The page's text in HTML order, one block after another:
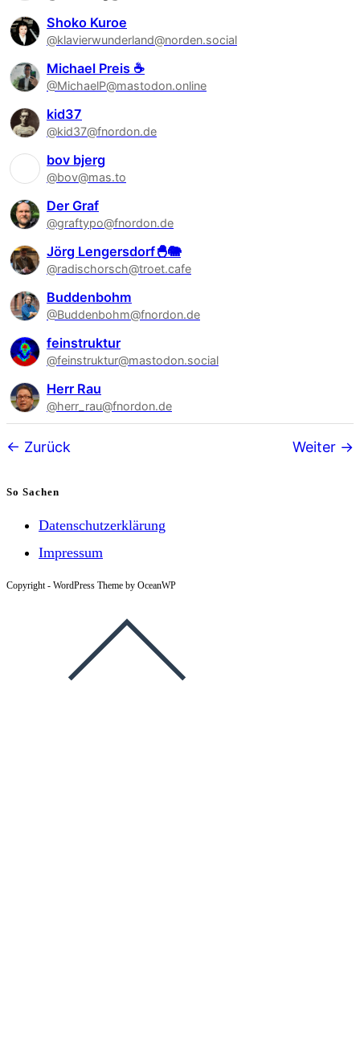
Shoko Kuroe
@klavierwunderland@norden.social
Michael Preis ☕
@MichaelP@mastodon.online
kid37
@kid37@fnordon.de
bov bjerg
@bov@mas.to
Der Graf
@graftypo@fnordon.de
Jörg Lengersdorf🐣🐘
@radischorsch@troet.cafe
Buddenbohm
@Buddenbohm@fnordon.de
feinstruktur
@feinstruktur@mastodon.social
Herr Rau
@herr_rau@fnordon.de
Follower-
Zurück Weiter
So Sachen
Datenschutzerklärung
Impressum
Copyright - WordPress Theme by OceanWP